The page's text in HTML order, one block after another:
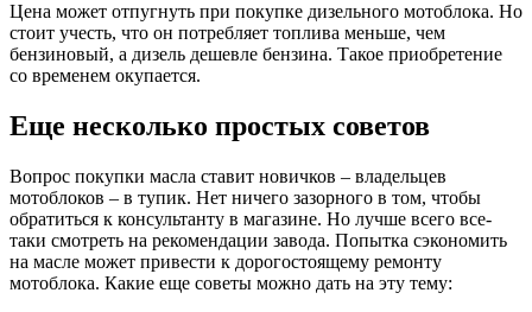
Цена может отпугнуть при покупке дизельного мотоблока. Но
стоит учесть, что он потребляет топлива меньше, чем
бензиновый, а дизель дешевле бензина. Такое приобретение
со временем окупается.
Еще несколько простых советов
Вопрос покупки масла ставит новичков – владельцев
мотоблоков – в тупик. Нет ничего зазорного в том, чтобы
обратиться к консультанту в магазине. Но лучше всего все-
таки смотреть на рекомендации завода. Попытка сэкономить
на масле может привести к дорогостоящему ремонту
мотоблока. Какие еще советы можно дать на эту тему: